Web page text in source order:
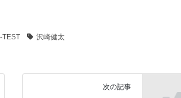
TEST 沢崎健太
次の記事